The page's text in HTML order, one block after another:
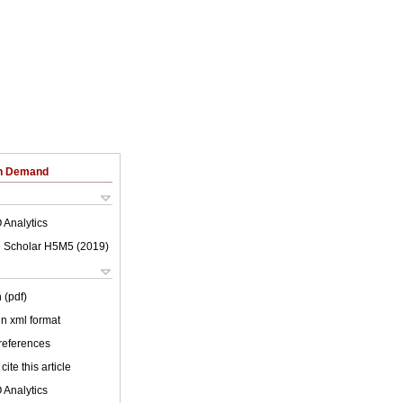
Demand
Analytics
Scholar H5M5 (2019)
(pdf)
xml format
this article
Analytics